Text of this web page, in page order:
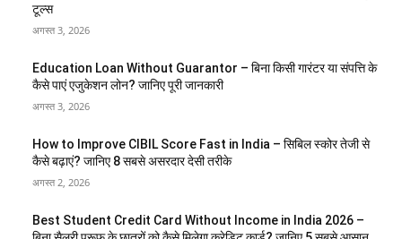
टूल्स
अगस्त 3, 2026
Education Loan Without Guarantor – बिना किसी गारंटर या संपत्ति के
कैसे पाएं एजुकेशन लोन? जानिए पूरी जानकारी
अगस्त 3, 2026
How to Improve CIBIL Score Fast in India – सिबिल स्कोर तेजी से
कैसे बढ़ाएं? जानिए 8 सबसे असरदार देसी तरीके
अगस्त 2, 2026
Best Student Credit Card Without Income in India 2026 –